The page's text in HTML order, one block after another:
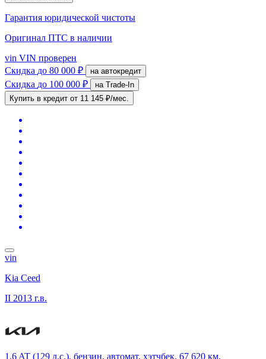
Гарантия юридической чистоты
Оригинал ПТС в наличии
vin VIN проверен
Скидка до 80 000 ₽ на автокредит
Скидка до 100 000 ₽
на Trade-In
Купить в кредит от 11 145 ₽/мес.
vin
Kia Ceed
II 2013 г.в.
1.6 AT (129 л.с.), бензин, автомат, хэтчбек, 67 620 км,